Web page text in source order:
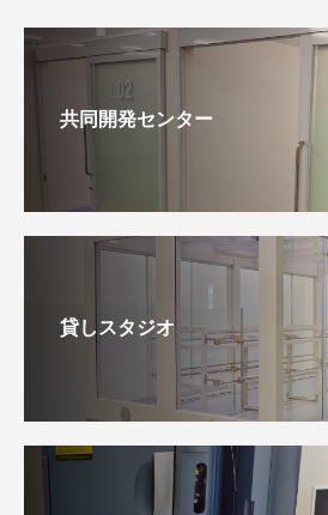
共同開発センター
貸しスタジオ